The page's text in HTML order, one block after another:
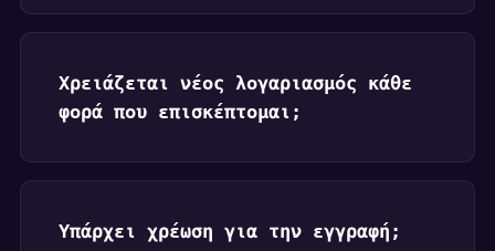
Χρειάζεται νέος λογαριασμός κάθε
φορά που επισκέπτομαι;
Υπάρχει χρέωση για την εγγραφή;